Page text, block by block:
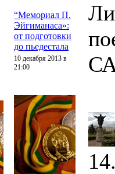
“Мемориал П.
Эйгиманаса»:
от подготовки
до пьедестала
10 декабря 2013 в
21:00